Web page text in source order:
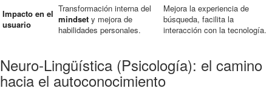
Impacto en el
usuario
Transformación interna del
mindset y mejora de
habilidades personales.
Mejora la experiencia de
búsqueda, facilita la
interacción con la tecnología.
Neuro-Lingüística (Psicología): el camino
hacia el autoconocimiento